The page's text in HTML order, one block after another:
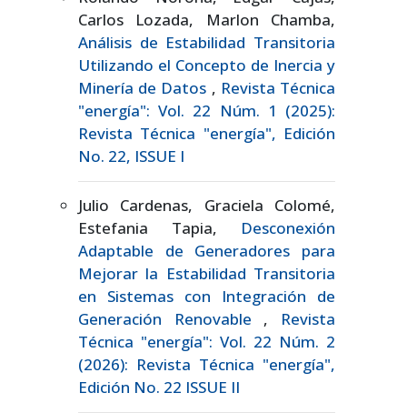
Carlos Lozada, Marlon Chamba,
Análisis de Estabilidad Transitoria
Utilizando el Concepto de Inercia y
Minería de Datos , Revista Técnica
"energía": Vol. 22 Núm. 1 (2025):
Revista Técnica "energía", Edición
No. 22, ISSUE I
Julio Cardenas, Graciela Colomé,
Estefania Tapia, Desconexión
Adaptable de Generadores para
Mejorar la Estabilidad Transitoria
en Sistemas con Integración de
Generación Renovable , Revista
Técnica "energía": Vol. 22 Núm. 2
(2026): Revista Técnica "energía",
Edición No. 22 ISSUE II